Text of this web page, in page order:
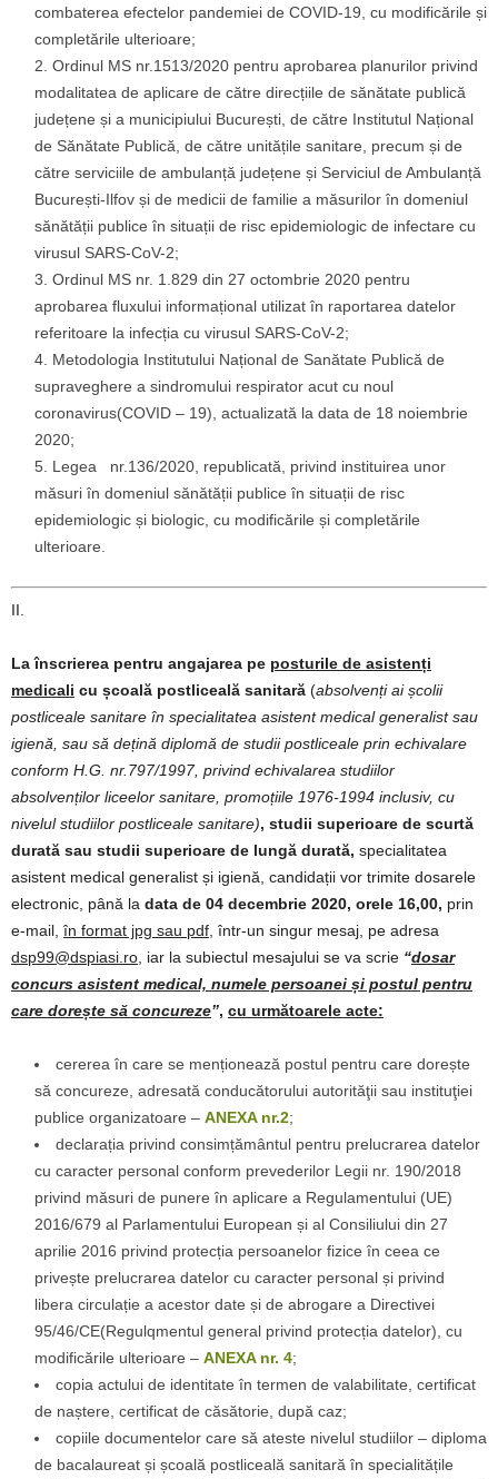
combaterea efectelor pandemiei de COVID-19, cu modificările și
completările ulterioare;
Ordinul MS nr.1513/2020 pentru aprobarea planurilor privind
modalitatea de aplicare de către direcțiile de sănătate publică
județene și a municipiului București, de către Institutul Național
de Sănătate Publică, de către unitățile sanitare, precum și de
către serviciile de ambulanță județene și Serviciul de Ambulanță
București-Ilfov și de medicii de familie a măsurilor în domeniul
sănătății publice în situații de risc epidemiologic de infectare cu
virusul SARS-CoV-2;
Ordinul MS nr. 1.829 din 27 octombrie 2020 pentru
aprobarea fluxului informațional utilizat în raportarea datelor
referitoare la infecția cu virusul SARS-CoV-2;
Metodologia Institutului Național de Sanătate Publică de
supraveghere a sindromului respirator acut cu noul
coronavirus(COVID – 19), actualizată la data de 18 noiembrie
2020;
Legea nr.136/2020, republicată, privind instituirea unor
măsuri în domeniul sănătății publice în situații de risc
epidemiologic și biologic, cu modificările și completările
ulterioare.
II.
La înscrierea pentru angajarea pe posturile de asistenți
medicali cu școală postliceală sanitară (absolvenți aișcolii
postliceale sanitare în specialitatea asistent medical generalist sau
igienă, sau să dețină diplomă de studii postliceale prin echivalare
conform H.G. nr.797/1997, privind echivalarea studiilor
absolvenților liceelor sanitare, promoțiile 1976-1994 inclusiv, cu
nivelul studiilor postliceale sanitare), studii superioare de scurtă
durată sau studii superioare de lungă durată, specialitatea
asistent medical generalist și igienă, candidații vor trimite dosarele
electronic, până la data de 04 decembrie 2020, orele 16,00, prin
e-mail, în format jpg sau pdf , într-un singur mesaj, pe adresa
dsp99@dspiasi.ro, iar la subiectul mesajului se va scrie “dosar
concurs asistent medical, numele persoanei și postul pentru
care dorește să concureze”, cu următoarele acte:
cererea în care se menționează postul pentru care dorește
să concureze, adresată conducătorului autorităţii sau instituţiei
publice organizatoare – ANEXA nr.2;
declarația privind consimțământul pentru prelucrarea datelor
cu caracter personal conform prevederilor Legii nr. 190/2018
privind măsuri de punere în aplicare a Regulamentului (UE)
2016/679 al Parlamentului European și al Consiliului din 27
aprilie 2016 privind protecția persoanelor fizice în ceea ce
privește prelucrarea datelor cu caracter personal și privind
libera circulație a acestor date și de abrogare a Directivei
95/46/CE(Regulqmentul general privind protecția datelor), cu
modificările ulterioare – ANEXA nr. 4;
copia actului de identitate în termen de valabilitate, certificat
de naștere, certificat de căsătorie, după caz;
copiile documentelor care să ateste nivelul studiilor – diploma
de bacalaureat și școală postliceală sanitară în specialitățile